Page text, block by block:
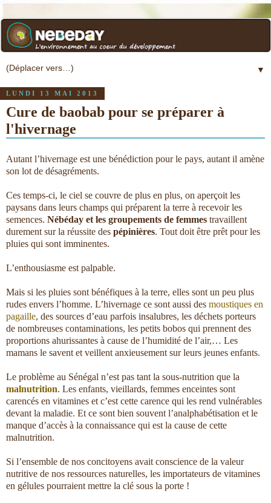
▼
LUNDI 13 MAI 2013
Cure de baobab pour se préparer à
l'hivernage
Autant l’hivernage est une bénédiction pour le pays, autant il amène
son lot de désagréments.
Ces temps-ci, le ciel se couvre de plus en plus, on aperçoit les
paysans dans leurs champs qui préparent la terre à recevoir les
semences. Nébéday et les groupements de femmes travaillent
durement sur la réussite des pépinières. Tout doit être prêt pour les
pluies qui sont imminentes.
L’enthousiasme est palpable.
Mais si les pluies sont bénéfiques à la terre, elles sont un peu plus
rudes envers l’homme. L’hivernage ce sont aussi des moustiques en
pagaille, des sources d’eau parfois insalubres, les déchets porteurs
de nombreuses contaminations, les petits bobos qui prennent des
proportions ahurissantes à cause de l’humidité de l’air,… Les
mamans le savent et veillent anxieusement sur leurs jeunes enfants.
Le problème au Sénégal n’est pas tant la sous-nutrition que la
malnutrition. Les enfants, vieillards, femmes enceintes sont
carencés en vitamines et c’est cette carence qui les rend vulnérables
devant la maladie. Et ce sont bien souvent l’analphabétisation et le
manque d’accès à la connaissance qui est la cause de cette
malnutrition.
Si l’ensemble de nos concitoyens avait conscience de la valeur
nutritive de nos ressources naturelles, les importateurs de vitamines
en gélules pourraient mettre la clé sous la porte !